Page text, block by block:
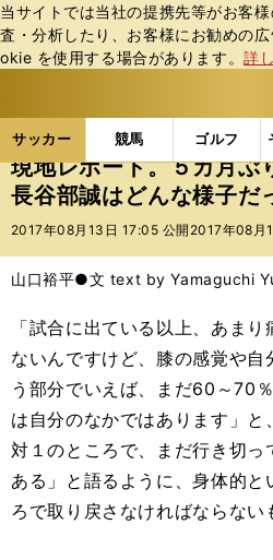
当サイトでは当社の提携先等がお客
査・分析したり、お客様にお勧めの
okie を使⽤する場合があります。詳
サッカー 競馬 ゴルフ
ス
ポ
ル
バ
サッカーの記事一覧 海
現地レポート。５カ月ぶ
長谷部誠はどんな様子だ
2017年08月13日 17:05 公開 2017年08月
山口裕平●文 text by Yamaguchi
「試合に出ている以上、あま
ないんですけど、膝の感覚や自
う部分でいえば、まだ60～70
は自分のなかではあります」と
対１のところで、まだ行き切っ
ある」と語るように、身体的と
ろで取り戻さなければならない